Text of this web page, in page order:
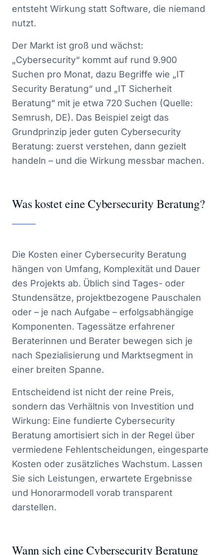
entsteht Wirkung statt Software, die niemand
nutzt.
Der Markt ist groß und wächst:
„Cybersecurity“ kommt auf rund 9.900
Suchen pro Monat, dazu Begriffe wie „IT
Security Beratung“ und „IT Sicherheit
Beratung“ mit je etwa 720 Suchen (Quelle:
Semrush, DE). Das Beispiel zeigt das
Grundprinzip jeder guten Cybersecurity
Beratung: zuerst verstehen, dann gezielt
handeln – und die Wirkung messbar machen.
Was kostet eine Cybersecurity Beratung?
Die Kosten einer Cybersecurity Beratung
hängen von Umfang, Komplexität und Dauer
des Projekts ab. Üblich sind Tages- oder
Stundensätze, projektbezogene Pauschalen
oder – je nach Aufgabe – erfolgsabhängige
Komponenten. Tagessätze erfahrener
Beraterinnen und Berater bewegen sich je
nach Spezialisierung und Marktsegment in
einer breiten Spanne.
Entscheidend ist nicht der reine Preis,
sondern das Verhältnis von Investition und
Wirkung: Eine fundierte Cybersecurity
Beratung amortisiert sich in der Regel über
vermiedene Fehlentscheidungen, eingesparte
Kosten oder zusätzliches Wachstum. Lassen
Sie sich Leistungen, erwartete Ergebnisse
und Honorarmodell vorab transparent
darstellen.
Wann sich eine Cybersecurity Beratung